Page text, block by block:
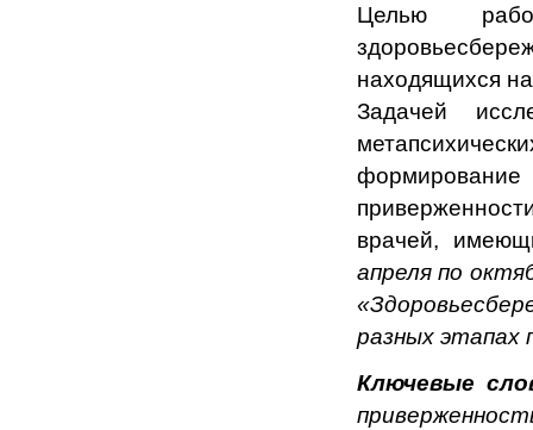
Целью
находящихся
Задачей
врачей,
апреля по
разных этапах
Ключевые